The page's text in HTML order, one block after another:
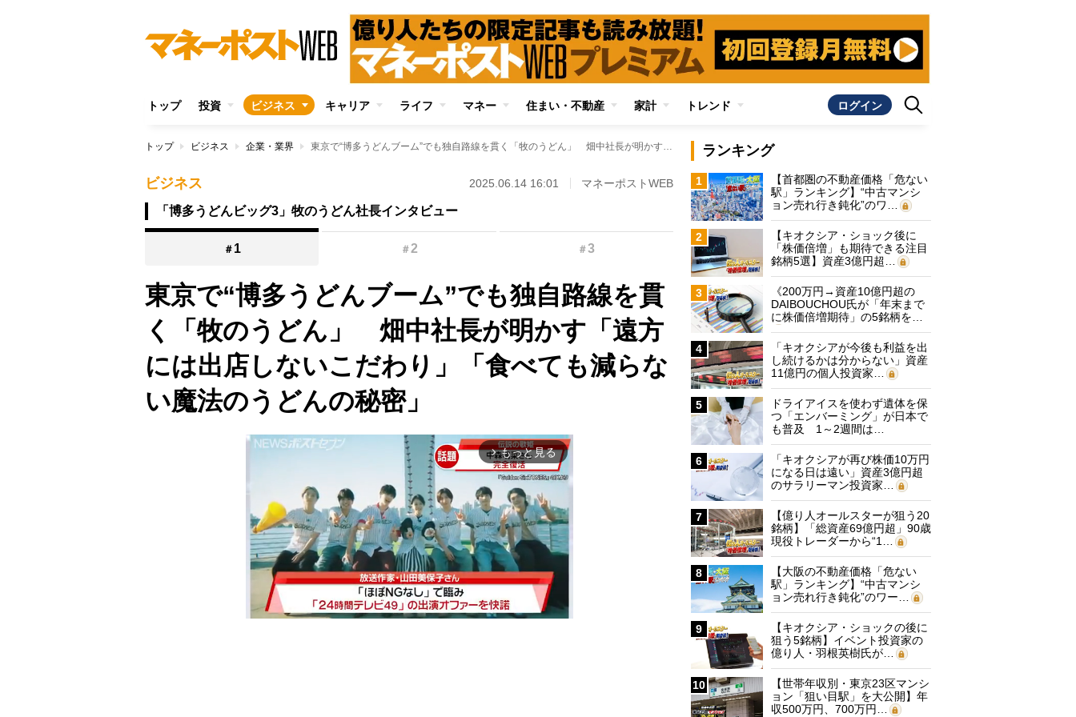
トップ 投資 ビジネス キャリア ライフ マネー 住まい・不動産 家計 トレンド ログイン
トップ ビジネス 企業・業界 東京で“博多うどんブーム”でも独自路線を貫く「牧のうどん」 畑中社長が明かす「遠方には出店しないこだわり」「食べても減らない魔法のうどんの秘密」
ビジネス 2025.06.14 16:01 マネーポストWEB
「博多うどんビッグ3」牧のうどん社長インタビュー
＃ 1 ＃2 ＃3
東京で“博多うどんブーム”でも独自路線を貫
く「牧のうどん」 畑中社長が明かす「遠方
には出店しないこだわり」「食べても減らな
い魔法のうどんの秘密」
arrow_forward_ios もっと見る
ランキング
1
【首都圏の不動産価格「危ない
駅」ランキング】“中古マンシ
ョン売れ行き鈍化”のワ…
2
【キオクシア・ショック後に
「株価倍増」も期待できる注目
銘柄5選】資産3億円超…
3
《200万円→資産10億円超の
DAIBOUCHOU氏が「年末まで
に株価倍増期待」の5銘柄を…
4
「キオクシアが今後も利益を出
し続けるかは分からない」資産
11億円の個人投資家…
5
ドライアイスを使わず遺体を保
つ「エンバーミング」が日本で
も普及 1～2週間は…
6
「キオクシアが再び株価10万円
になる日は遠い」資産3億円超
のサラリーマン投資家…
7
【億り人オールスターが狙う20
銘柄】「総資産69億円超」90歳
現役トレーダーから“1…
8
【大阪の不動産価格「危ない
駅」ランキング】“中古マンシ
ョン売れ行き鈍化”のワー…
9
【キオクシア・ショックの後に
狙う5銘柄】イベント投資家の
億り人・羽根英樹氏が…
10
【世帯年収別・東京23区マンシ
ョン「狙い目駅」を大公開】年
収500万円、700万円…